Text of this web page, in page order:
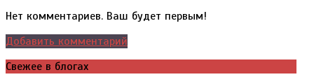
Нет комментариев. Ваш будет первым!
Добавить комментарий
Свежее в блогах